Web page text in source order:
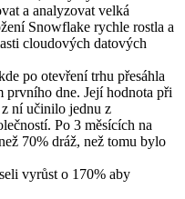
a analyzovat velká
Snowflake rychle rostla a
cloudových datových
po otevření trhu přesáhla
prvního dne. Její hodnota při
ní učinilo jednu z
Po 3 měsících na
70% dráž, než tomu bylo
vyrůst o 170% aby